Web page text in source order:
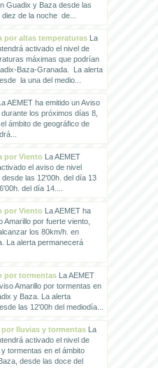
Guadix y Baza desde las
de la noche de...
por altas temperaturasLa
activado el nivel de
máximas que podrían
Baza-Granada. La alerta
la una del medio...
AEMET ha emitido un Aviso
los próximos días 8,
ámbito de geográfico de
por VientoLa AEMET
el aviso de nivel
las 12'00h. del día 13
del día 14....
por VientoLa AEMET ha
Amarillo por fuerte viento,
los 80km/h. en
La alerta permanecerá
por tormentasLa AEMET
Amarillo por tormentas en
y Baza. La alerta
las 12'00h del mediodía...
lluvias y tormentasLa
activado el nivel de
tormentas en el ámbito
desde las doce del